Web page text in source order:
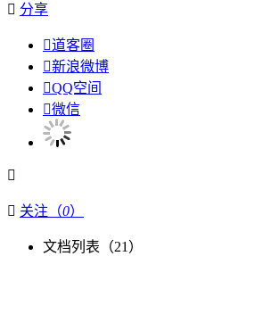
 分享
道客圈
新浪微博
QQ空间
微信

 关注（0）
文档列表（21 ）